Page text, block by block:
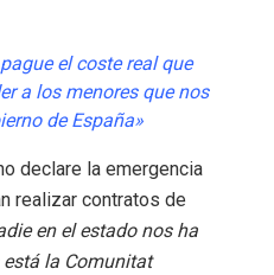
el coste real que
a los menores que nos
de España»
declare la emergencia
realizar contratos de
en el estado nos ha
la Comunitat